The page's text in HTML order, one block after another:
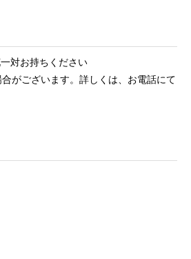
対お持ちください
がございます。詳しくは、お電話にて